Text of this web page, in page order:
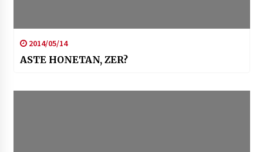
2014/05/14
ASTE HONETAN, ZER?